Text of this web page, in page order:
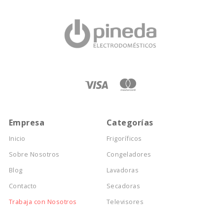
Empresa
Inicio
Sobre Nosotros
Blog
Contacto
Trabaja con Nosotros
Categorías
Frigoríficos
Congeladores
Lavadoras
Secadoras
Televisores